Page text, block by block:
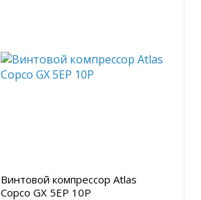
Винтовой компрессор Atlas
Copco GX 5EP 10P